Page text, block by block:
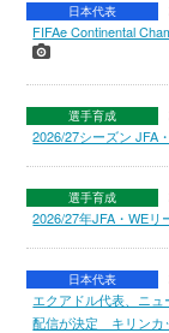
日本代表
FIFAe Continental
選手育成
2026/27シーズン JFA
選手育成
2026/27年JFA・WE
日本代表
エクアドル代表、ニ
配信が決定 キリンカ